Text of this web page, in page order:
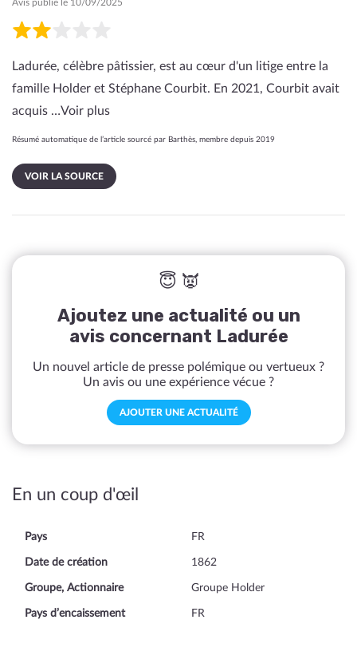
Avis publié le 10/09/2025
Ladurée, célèbre pâtissier, est au cœur d'un litige entre la
famille Holder et Stéphane Courbit. En 2021, Courbit avait
acquis …Voir plus
Résumé automatique de l’article sourcé par Barthès, membre depuis 2019
VOIR LA SOURCE
😇 👿
Ajoutez une actualité ou un
avis concernant Ladurée
Un nouvel article de presse polémique ou vertueux ?
Un avis ou une expérience vécue ?
AJOUTER UNE ACTUALITÉ
En un coup d'œil
Pays FR
Date de création 1862
Groupe, Actionnaire Groupe Holder
Pays d’encaissement FR